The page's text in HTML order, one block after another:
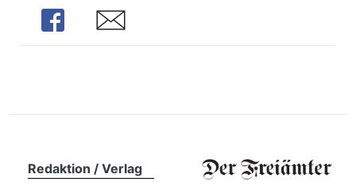
Share Share
Redaktion / Verlag